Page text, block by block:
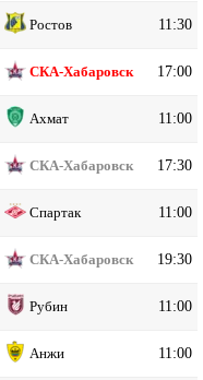
Ростов 11:30
СКА-Хабаровск 17:00
Ахмат 11:00
СКА-Хабаровск 17:30
Спартак 11:00
СКА-Хабаровск 19:30
Рубин 11:00
Анжи 11:00